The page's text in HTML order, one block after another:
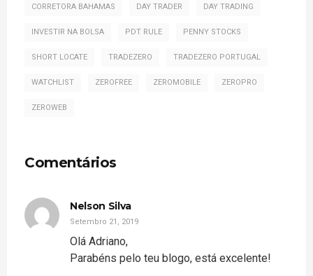
CORRETORA BAHAMAS DAY TRADER DAY TRADING
INVESTIR NA BOLSA PDT RULE PENNY STOCKS
SHORT LOCATE TRADEZERO TRADEZERO PORTUGAL
WATCHLIST ZEROFREE ZEROMOBILE ZEROPRO
ZEROWEB
Comentários
Nelson Silva
Setembro 21, 2019
Olá Adriano,
Parabéns pelo teu blogo, está excelente!